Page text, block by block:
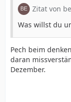
Zitat von
Was willst du
Pech beim
daran
Dezember.